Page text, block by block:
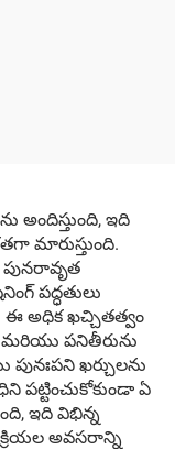
అందిస్తుంది, ఇది
మారుస్తుంది.
పద్ధతులు
ఈ అధిక ఖచ్చితత్వం
పనితీరును
ఖర్చులను
పట్టించుకోకుండా ఏ
ఇది విభిన్న
అవసరాన్ని